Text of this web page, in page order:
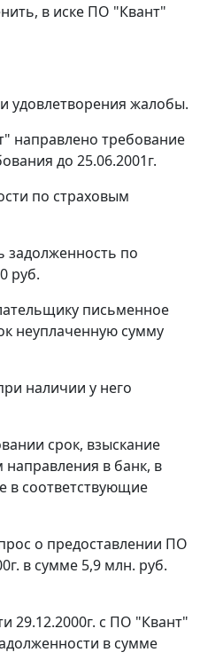
в иске ПО "Квант"
удовлетворения жалобы.
направлено требование
до 25.06.2001г.
по страховым
задолженность по
руб.
письменное
неуплаченную сумму
наличии у него
срок, взыскание
в банк, в
в соответствующие
о предоставлении ПО
в сумме 5,9 млн. руб.
29.12.2000г. с ПО "Квант"
в сумме